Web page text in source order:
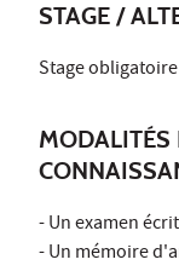
STAGE /
Stage
MODALITÉS
- Un examen écrit
- Un mémoire